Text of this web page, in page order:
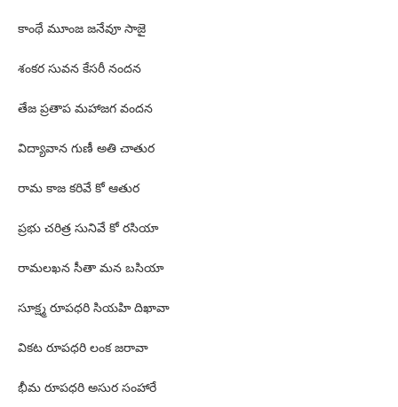
కాంథే మూంజ జనేవూ సాజై
శంకర సువన కేసరీ నందన
తేజ ప్రతాప మహాజగ వందన
విద్యావాన గుణీ అతి చాతుర
రామ కాజ కరివే కో ఆతుర
ప్రభు చరిత్ర సునివే కో రసియా
రామలఖన సీతా మన బసియా
సూక్ష్మ రూపధరి సియహి దిఖావా
వికట రూపధరి లంక జరావా
భీమ రూపధరి అసుర సంహారే